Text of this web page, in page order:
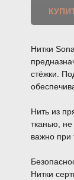
Нитки
стёжки.
Нить из
тканью,
важно при
Нитки